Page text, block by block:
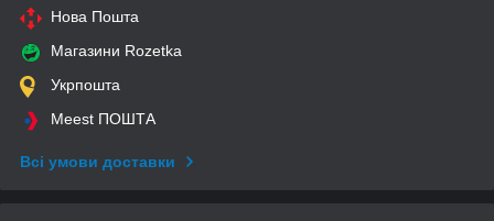
Нова Пошта
Магазини Rozetka
Укрпошта
Meest ПОШТА
Всі умови доставки